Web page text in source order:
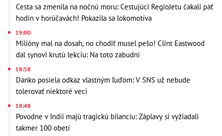
Cesta sa zmenila na nočnú moru: Cestujúci RegioJetu čakali päť
hodín v horúčavách! Pokazila sa lokomotíva
19:00
Milióny mal na dosah, no chodiť musel pešo! Clint Eastwood
dal synovi krutú lekciu: Na toto zabudni
18:58
Danko posiela odkaz vlastným ľuďom: V SNS už nebude
tolerovať niektoré veci
18:48
Povodne v Indii majú tragickú bilanciu: Záplavy si vyžiadali
takmer 100 obetí